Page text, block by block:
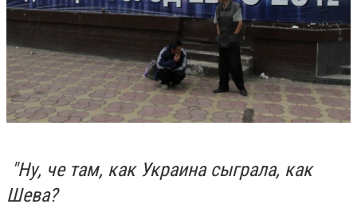
"Ну, че там, как Украина сыграла, как
Шева?